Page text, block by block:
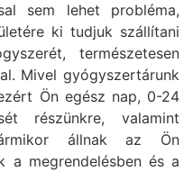
sem lehet probléma,
ki tudjuk szállítani
természetesen
Mivel gyógyszertárunk
Ön egész nap, 0-24
részünkre, valamint
állnak az Ön
a megrendelésben és a